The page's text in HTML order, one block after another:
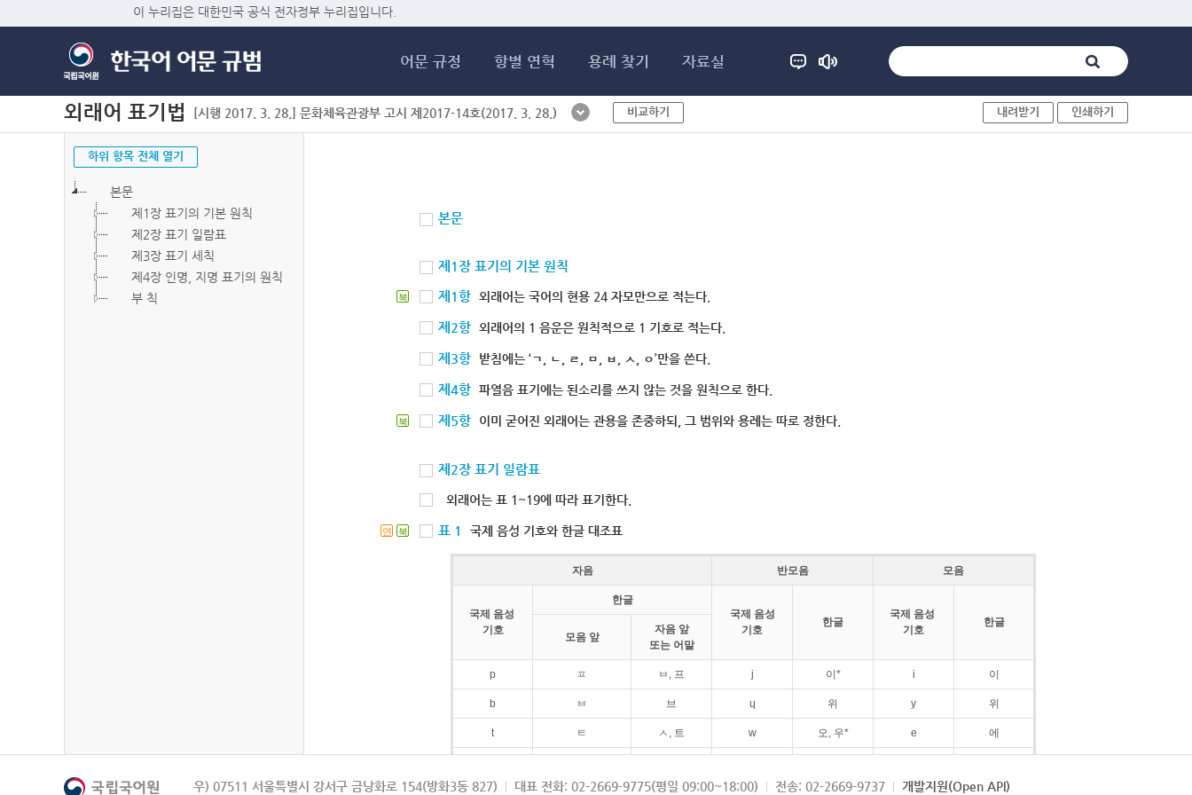
이 누리집은 대한민국 공식 전자정부 누리집입니다.
어문 규정 항별 연혁 용례 찾기 자료실
외래어 표기법 [시행 2017. 3. 28.] 문화체육관광부 고시 제2017-14호(2017. 3. 28.) 비교하기 내려받기 인쇄하기
하위 항목 전체 열기
본문
제1장 표기의 기본 원칙
제2장 표기 일람표
제3장 표기 세칙
제4장 인명, 지명 표기의 원칙
부 칙
본문
제1장 표기의 기본 원칙
북 제1항 외래어는 국어의 현용 24 자모만으로 적는다.
제2항 외래어의 1 음운은 원칙적으로 1 기호로 적는다.
제3항 받침에는 ‘ㄱ, ㄴ, ㄹ, ㅁ, ㅂ, ㅅ, ㅇ’만을 쓴다.
제4항 파열음 표기에는 된소리를 쓰지 않는 것을 원칙으로 한다.
북 제5항 이미 굳어진 외래어는 관용을 존중하되, 그 범위와 용례는 따로 정한다.
제2장 표기 일람표
외래어는 표 1~19에 따라 표기한다.
연 북 표 1 국제 음성 기호와 한글 대조표
자음 반모음 모음
국제 음성
기호
한글
국제 음성
기호
한글
국제 음성
기호
한글
모음 앞
자음 앞
또는 어말
p ㅍ ㅂ, 프 j 이* i 이
b ㅂ 브 ɥ 위 y 위
t ㅌ ㅅ, 트 w 오, 우* e 에
k ㅋ ㄱ, 크 ɛ 에
우) 07511 서울특별시 강서구 금낭화로 154(방화3동 827) 대표 전화: 02-2669-9775(평일 09:00~18:00) 전송: 02-2669-9737 개발지원(Open API)